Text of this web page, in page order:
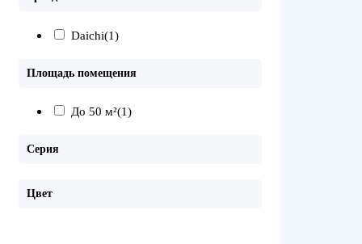
Daichi(1)
Площадь помещения
До 50 м²(1)
Серия
Цвет